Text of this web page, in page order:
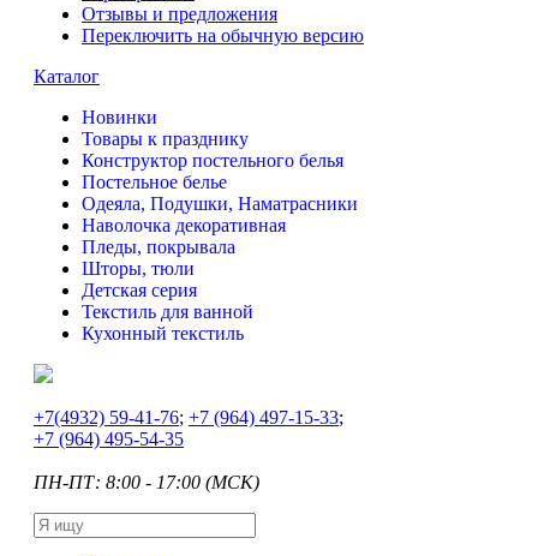
Отзывы и предложения
Переключить на обычную версию
Каталог
Новинки
Товары к празднику
Конструктор постельного белья
Постельное белье
Одеяла, Подушки, Наматрасники
Наволочка декоративная
Пледы, покрывала
Шторы, тюли
Детская серия
Текстиль для ванной
Кухонный текстиль
+7(4932) 59-41-76; +7 (964) 497-15-33;
+7 (964) 495-54-35
ПН-ПТ: 8:00 - 17:00 (МСК)